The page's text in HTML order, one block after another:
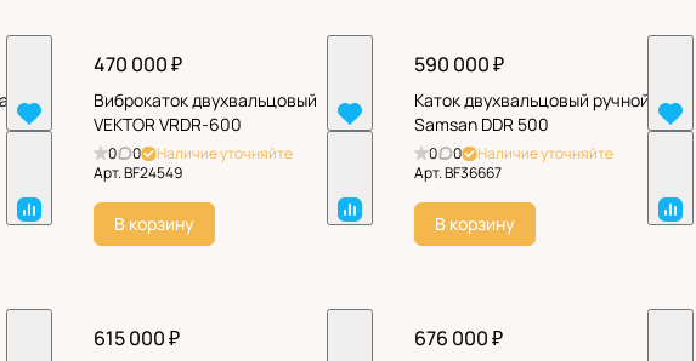
470 000 ₽
Виброкаток двухвальцовый
VEKTOR VRDR-600
0 0
Наличие уточняйте
Арт.BF24549
В корзину
590 000 ₽
Каток двухвальцовый ручной
Samsan DDR 500
0 0
Наличие уточняйте
Арт.BF36667
В корзину
615 000 ₽ 676 000 ₽